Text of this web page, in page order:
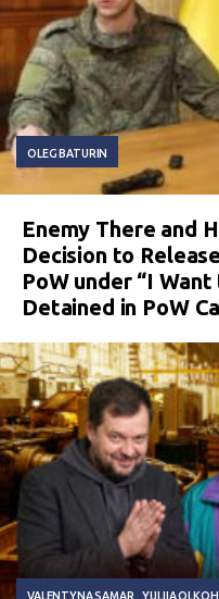
OLEG BATURIN
Enemy There and
Decision to
PoW under “I
Detained in PoW
VALENTYNA SAMAR YULIIA